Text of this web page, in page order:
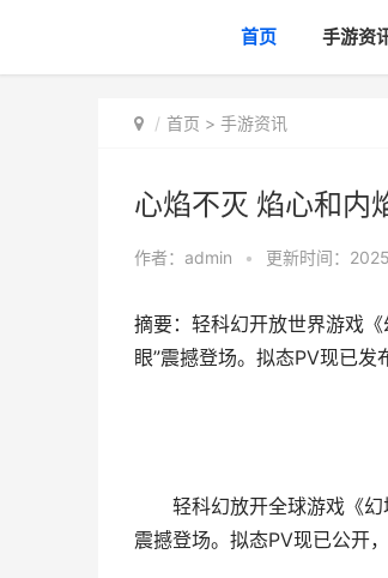
首页 手游资
首页 > 手游资讯
心焰不灭 焰心和内
作者： admin • 更新时间：
摘要：轻科幻开放世界游戏
眼”震撼登场。拟态PV现已
轻科幻放开全球游戏《幻塔
震撼登场。拟态PV现已公开